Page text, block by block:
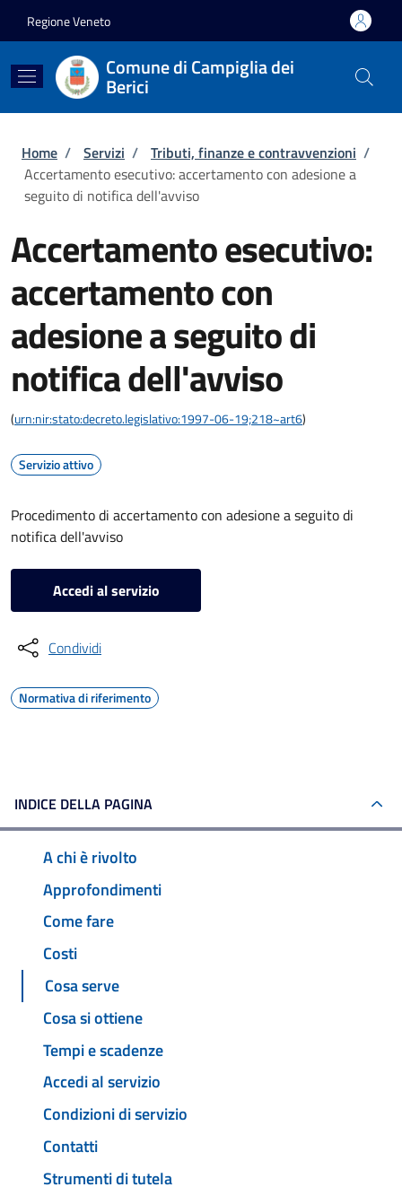
Regione Veneto
Comune di Campiglia dei
Berici
Briciole di pane
Home / Servizi / Tributi, finanze e contravvenzioni /
Accertamento esecutivo: accertamento con adesione a
seguito di notifica dell'avviso
Accertamento esecutivo:
accertamento con
adesione a seguito di
notifica dell'avviso
(urn:nir:stato:decreto.legislativo:1997-06-19;218~art6)
Servizio attivo
Procedimento di accertamento con adesione a seguito di
notifica dell'avviso
Accedi al servizio
Condividi
Normativa di riferimento
INDICE DELLA PAGINA
A chi è rivolto
Approfondimenti
Come fare
Costi
Cosa serve
Cosa si ottiene
Tempi e scadenze
Accedi al servizio
Condizioni di servizio
Contatti
Strumenti di tutela